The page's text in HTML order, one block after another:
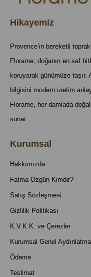
Hikayemiz
Provence’in bereketli
Florame, doğanın en saf
koruyarak günümüze taşır.
bilgisini modern üretim
Florame, her damlada
sunar.
Kurumsal
Hakkımızda
Fatma Özgün Kimdir?
Satış Sözleşmesi
Gizlilik Politikası
K.V.K.K. ve Çerezler
Kurumsal Genel
Ödeme
Teslimat